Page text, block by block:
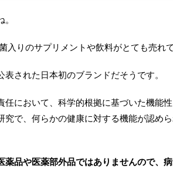
入りのサプリメントや飲料がとても売れ
された日本初のブランドだそうです。
において、科学的根拠に基づいた機能
で、何らかの健康に対する機能が認め
薬品や医薬部外品ではありませんので、